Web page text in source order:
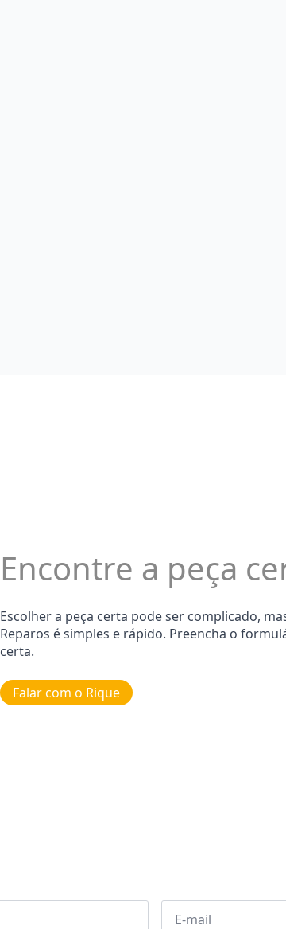
Encontre a peça
Escolher a peça certa pode ser complicado,
Reparos é simples e rápido. Preencha o
certa.
Falar com o Rique
Email